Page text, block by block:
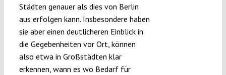
Städten genauer als dies von Berlin
aus erfolgen kann. Insbesondere haben
sie aber einen deutlicheren Einblick in
die Gegebenheiten vor Ort, können
also etwa in Großstädten klar
erkennen, wann es wo Bedarf für